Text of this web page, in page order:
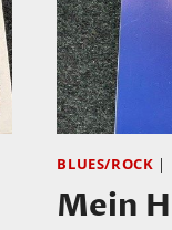
BLUES/ROCK |
Mein